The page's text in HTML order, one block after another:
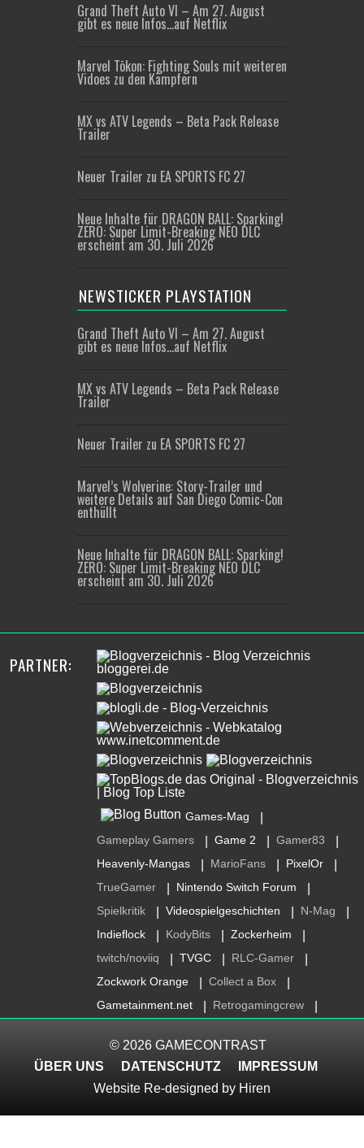
Grand Theft Auto VI – Am 27. August
gibt es neue Infos…auf Netflix
Marvel Tōkon: Fighting Souls mit weiteren
Vidoes zu den Kämpfern
MX vs ATV Legends – Beta Pack Release
Trailer
Neuer Trailer zu EA SPORTS FC 27
Neue Inhalte für DRAGON BALL: Sparking!
ZERO: Super Limit-Breaking NEO DLC
erscheint am 30. Juli 2026
NEWSTICKER PLAYSTATION
Grand Theft Auto VI – Am 27. August
gibt es neue Infos…auf Netflix
MX vs ATV Legends – Beta Pack Release
Trailer
Neuer Trailer zu EA SPORTS FC 27
Marvel’s Wolverine: Story-Trailer und
weitere Details auf San Diego Comic-Con
enthüllt
Neue Inhalte für DRAGON BALL: Sparking!
ZERO: Super Limit-Breaking NEO DLC
erscheint am 30. Juli 2026
PARTNER:
Games-Mag
Gameplay Gamers Game 2 Gamer83
Heavenly-Mangas MarioFans PixelOr
TrueGamer Nintendo Switch Forum
Spielkritik Videospielgeschichten N-Mag
Indieflock KodyBits Zockerheim
twitch/noviiq TVGC RLC-Gamer
Zockwork Orange Collect a Box
Gametainment.net Retrogamingcrew
© 2026 GAMECONTRAST
ÜBER UNS
DATENSCHUTZ
IMPRESSUM
Website Re-designed by Hiren